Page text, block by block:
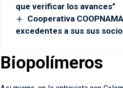
que verificar los avances”
Cooperativa
excedentes a sus sus
Biopolímeros